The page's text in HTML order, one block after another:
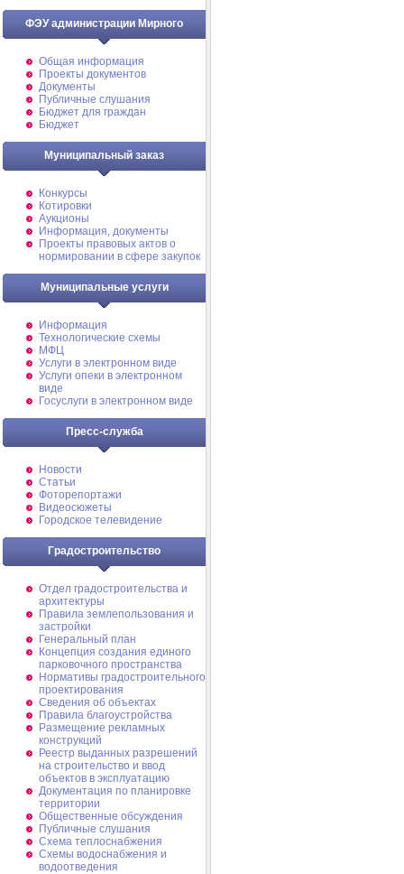
ФЭУ администрации Мирного
Общая информация
Проекты документов
Документы
Публичные слушания
Бюджет для граждан
Бюджет
Муниципальный заказ
Конкурсы
Котировки
Аукционы
Информация, документы
Проекты правовых актов о
нормировании в сфере закупок
Муниципальные услуги
Информация
Технологические схемы
МФЦ
Услуги в электронном виде
Услуги опеки в электронном
виде
Госуслуги в электронном виде
Пресс-служба
Новости
Статьи
Фоторепортажи
Видеосюжеты
Городское телевидение
Градостроительство
Отдел градостроительства и
архитектуры
Правила землепользования и
застройки
Генеральный план
Концепция создания единого
парковочного пространства
Нормативы градостроительного
проектирования
Сведения об объектах
Правила благоустройства
Размещение рекламных
конструкций
Реестр выданных разрешений
на строительство и ввод
объектов в эксплуатацию
Документация по планировке
территории
Общественные обсуждения
Публичные слушания
Схема теплоснабжения
Схемы водоснабжения и
водоотведения